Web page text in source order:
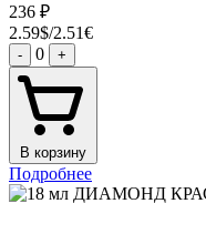
236 ₽
2.59$/2.51€
- 0 +
В корзину
Подробнее